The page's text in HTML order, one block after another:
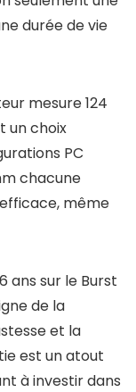
durée de vie
mesure 124
un choix
PC
chacune
même
ans sur le Burst
de la
et la
est un atout
à investir dans